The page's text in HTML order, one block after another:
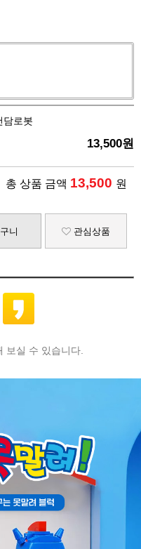
담로봇
13,500원
총 상품 금액 13,500 원
니 관심상품
보실 수 있습니다.